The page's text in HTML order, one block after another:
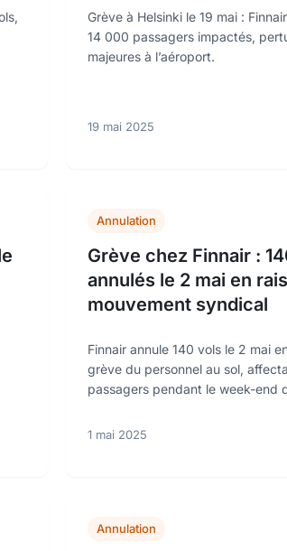
Grève à Helsinki le 19 mai :
14 000 passagers impactés,
majeures à l’aéroport.
19 mai 2025
Annulation
Grève chez Finnair :
annulés le 2 mai en
mouvement syndical
Finnair annule 140 vols le 2 mai
grève du personnel au sol,
passagers pendant le week-end
1 mai 2025
Annulation